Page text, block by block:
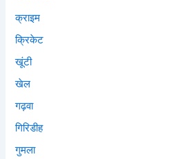
क्राइम
क्रिकेट
खूंटी
खेल
गढ़वा
गिरिडीह
गुमला